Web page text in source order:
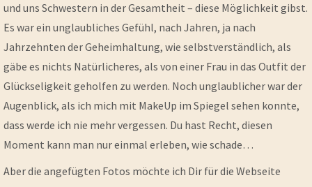
und uns Schwestern in der Gesamtheit – diese Möglichkeit gibst.
Es war ein unglaubliches Gefühl, nach Jahren, ja nach
Jahrzehnten der Geheimhaltung, wie selbstverständlich, als
gäbe es nichts Natürlicheres, als von einer Frau in das Outfit der
Glückseligkeit geholfen zu werden. Noch unglaublicher war der
Augenblick, als ich mich mit MakeUp im Spiegel sehen konnte,
dass werde ich nie mehr vergessen. Du hast Recht, diesen
Moment kann man nur einmal erleben, wie schade…
Aber die angefügten Fotos möchte ich Dir für die Webseite